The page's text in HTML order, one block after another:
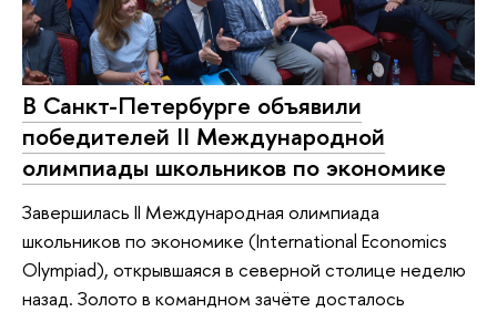
В Санкт-Петербурге объявили
победителей II Международной
олимпиады школьников по экономике
Завершилась II Международная олимпиада
школьников по экономике (International Economics
Olympiad), открывшаяся в северной столице неделю
назад. Золото в командном зачёте досталось